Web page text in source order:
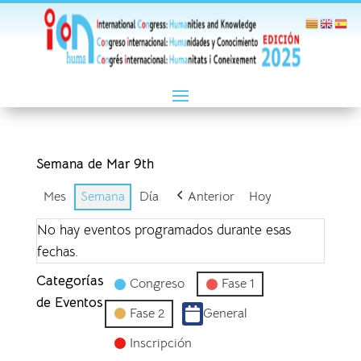
Semana de Mar 9th
Mes Semana Día Anterior Hoy
No hay eventos programados durante esas
fechas.
Categorías
de Eventos
Congreso
Fase 1
Fase 2
General
Inscripción